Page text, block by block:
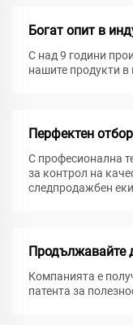
Богат опит в
С над 9 години
нашите продукти в
Перфектен
С професионална
за контрол на
следпродажбен
Продължавайте
Компанията е
патента за